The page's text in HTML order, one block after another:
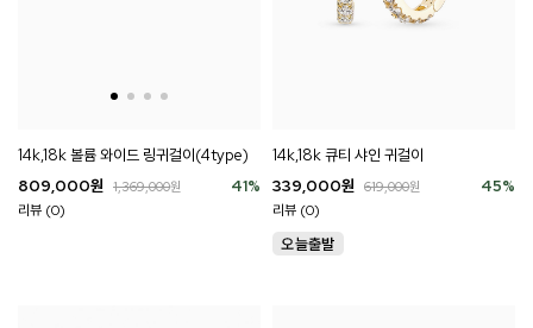
14k,18k 볼륨 와이드 링귀걸이(4type)
41%
809,000원 1,369,000원
리뷰 (0)
14k,18k 큐티 샤인 귀걸이
45%
339,000원 619,000원
리뷰 (0)